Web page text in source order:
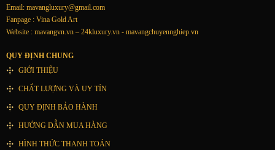
Email: mavangluxury@gmail.com
Fanpage : Vina Gold Art
Website : mavangvn.vn – 24kluxury.vn - mavangchuyennghiep.vn
QUY ĐỊNH CHUNG
GIỚI THIỆU
CHẤT LƯỢNG VÀ UY TÍN
QUY ĐỊNH BẢO HÀNH
HƯỚNG DẪN MUA HÀNG
HÌNH THỨC THANH TOÁN